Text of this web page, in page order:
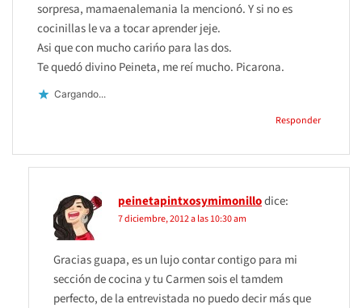
sorpresa, mamaenalemania la mencionó. Y si no es
cocinillas le va a tocar aprender jeje.
Asi que con mucho carińo para las dos.
Te quedó divino Peineta, me reí mucho. Picarona.
Cargando...
Responder
peinetapintxosymimonillodice:
7 diciembre, 2012 a las 10:30 am
Gracias guapa, es un lujo contar contigo para mi
sección de cocina y tu Carmen sois el tamdem
perfecto, de la entrevistada no puedo decir más que